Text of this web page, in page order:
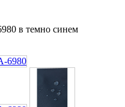
в темно синем